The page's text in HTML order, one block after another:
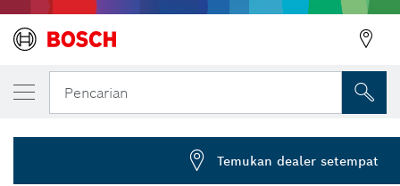
Pencarian
... Waterpas Kotak MPP 60 cm Professional
VARIAN PILIHAN ANDA
Waterpas Kotak MPP 60 cm
1 600 A01 V3Y
Temukan dealer setempat